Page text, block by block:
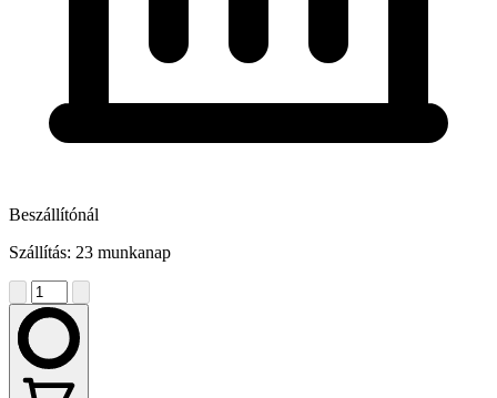
Beszállítónál
Szállítás: 23 munkanap